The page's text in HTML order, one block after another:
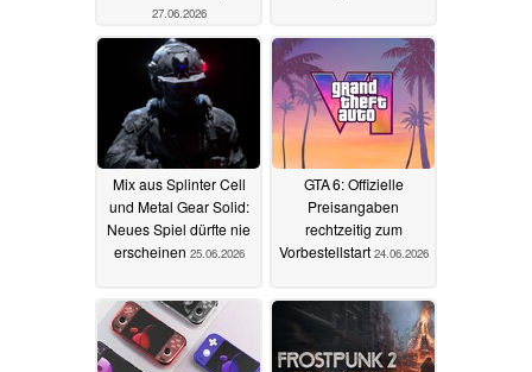
27.06.2026
Mix aus Splinter Cell
und Metal Gear Solid:
Neues Spiel dürfte nie
erscheinen 25.06.2026
GTA 6: Offizielle
Preisangaben
rechtzeitig zum
Vorbestellstart 24.06.2026